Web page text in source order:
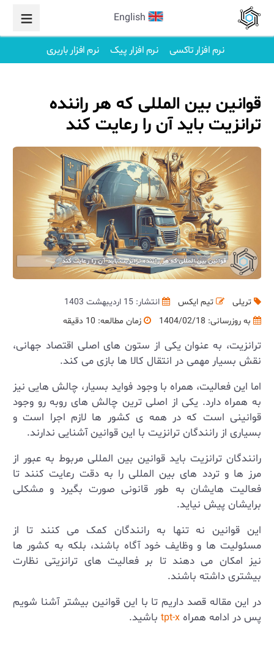
English
نرم افزار تاکسی نرم افزار پیک نرم افزار باربری
قوانین بین المللی که هر راننده
ترانزیت باید آن را رعایت کند
تریلی تیم ایکس
انتشار: 15 اردیبهشت 1403
به روزرسانی: 1404/02/18 زمان مطالعه: 10 دقیقه
ترانزیت، به عنوان یکی از ستون ‌های اصلی اقتصاد جهانی،
نقش بسیار مهمی در انتقال کالا ها بازی می‌ کند.
اما این فعالیت، همراه با وجود فواید بسیار، چالش‌ هایی نیز
به همراه دارد. یکی از اصلی ترین چالش های روبه رو وجود
قوانینی است که در همه ی کشور ها لازم اجرا است و
بسیاری از رانندگان ترانزیت با این قوانین آشنایی ندارند.
رانندگان ترانزیت باید قوانین بین ‌المللی مربوط به عبور از
مرز ها و تردد های بین ‌المللی را به دقت رعایت کنند تا
فعالیت ‌هایشان به ‌طور قانونی صورت بگیرد و مشکلی
برایشان پیش نیاید.
این قوانین نه تنها به رانندگان کمک می ‌کنند تا از
مسئولیت ‌ها و وظایف خود آگاه باشند، بلکه به کشور ها
نیز امکان می ‌دهند تا بر فعالیت‌ های ترانزیتی نظارت
بیشتری داشته باشند.
در این مقاله قصد داریم تا با این قوانین بیشتر آشنا شویم
پس در ادامه همراه tpt-x باشید.